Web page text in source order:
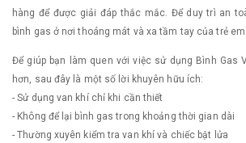
hàng để được giải đáp thắc mắc. Để duy trì an
bình gas ở nơi thoáng mát và xa tầm tay của trẻ em.
Để giúp bạn làm quen với việc sử dụng Bình Gas
hơn, sau đây là một số lời khuyên hữu ích:
- Sử dụng van khí chỉ khi cần thiết
- Không để lại bình gas trong khoảng thời gian dài
- Thường xuyên kiểm tra van khí và chiếc bật lửa